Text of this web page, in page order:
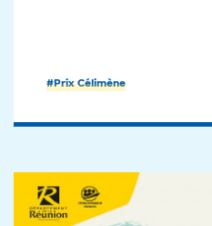
#Prix Célimène